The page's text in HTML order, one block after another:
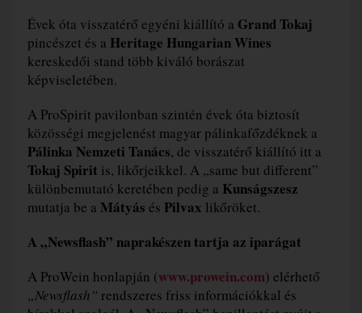
Évek óta visszatérő egyéni kiállító a Grand Tokaj
pincészet és a Heritage Hungarian Wines
kereskedői stand több kiváló borászat
képviseletében.
A ProSpirit pavilonban szintén évek óta biztosít
közösségi megjelenést magyar pálinkafőzdéknek a
Pálinka Nemzeti Tanács, de visszatérő kiállító itt a
Tokaj Spirit is, likőrjeikkel. A „same but different”
különbemutató keretében pedig a Kunságszesz
mutatja be a Mátyás és Pilvax likőröket.
A „Newsflash” naprakészen tartja az iparágat
A ProWein honlapján (www.prowein.com) elérhető
„Newsflash” rendszeres friss információkkal és